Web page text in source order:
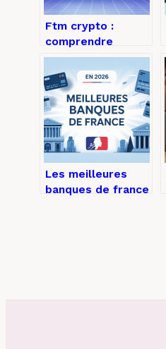
Ftm crypto :
comprendre
fantom, son cours
et son potentiel
Les meilleures
banques de france